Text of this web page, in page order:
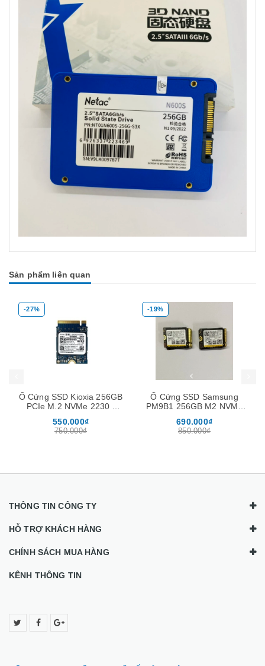
Sản phẩm liên quan
-27%
Ổ Cứng SSD Kioxia 256GB
PCIe M.2 NVMe 2230 (
550.000₫
750.000₫
-19%
Ổ Cứng SSD Samsung
PM9B1 256GB M2 NVMe
690.000₫
850.000₫
THÔNG TIN CÔNG TY
HỖ TRỢ KHÁCH HÀNG
CHÍNH SÁCH MUA HÀNG
KÊNH THÔNG TIN